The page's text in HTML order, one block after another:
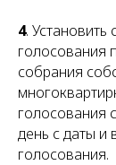
4.
голосования
собрания
голосования
день с даты и
голосования.